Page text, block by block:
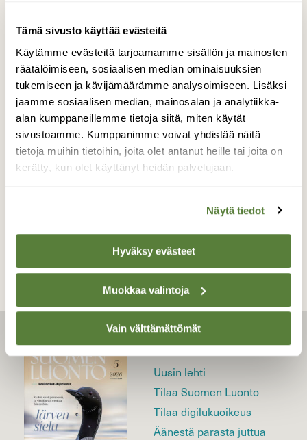
Tämä sivusto käyttää evästeitä
Käytämme evästeitä tarjoamamme sisällön ja mainosten
räätälöimiseen, sosiaalisen median ominaisuuksien
tukemiseen ja kävijämäärämme analysoimiseen. Lisäksi
jaamme sosiaalisen median, mainosalan ja analytiikka-
alan kumppaneillemme tietoja siitä, miten käytät
sivustoamme. Kumppanimme voivat yhdistää näitä
tietoja muihin tietoihin, joita olet antanut heille tai joita on
kerätty, kun olet käyttänyt heidän palvelujaan.
Näytä tiedot
Hyväksy evästeet
Muokkaa valintoja
Vain välttämättömät
Aukeava ohdake ja upea
valo
Kesäniityllä
Valokuvaaja: TOMMI KUJALA, UTAJÄRVI
23.6.2024
TAKAISIN LISTAAN
LEHTI
Uusin lehti
Tilaa Suomen Luonto
Tilaa digilukuoikeus
Äänestä parasta juttua